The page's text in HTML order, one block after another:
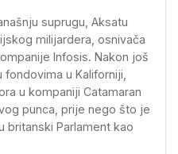
suprugu, Aksatu
milijardera, osnivača
Infosis. Nakon još
u Kaliforniji,
u kompaniji Catamaran
punca, prije nego što je
britanski Parlament kao